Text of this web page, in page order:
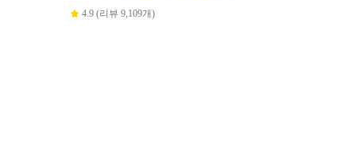
4.9 (리뷰 9,109개)